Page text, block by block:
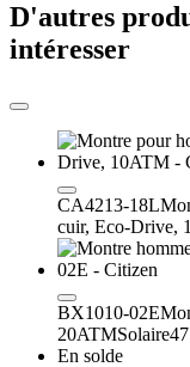
D'autres
intéresser
CA4213-18L
cuir, Eco-Drive,
BX1010-02E
20ATMSolaire
En solde